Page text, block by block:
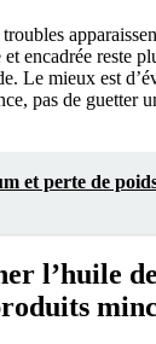
encadrée reste
Le mieux est
pas de guetter
et perte de
l’huile